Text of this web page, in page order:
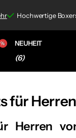
Etiketten
Etiketten
Hochwertige
NEUHEIT
(6)
für Herren
Herren